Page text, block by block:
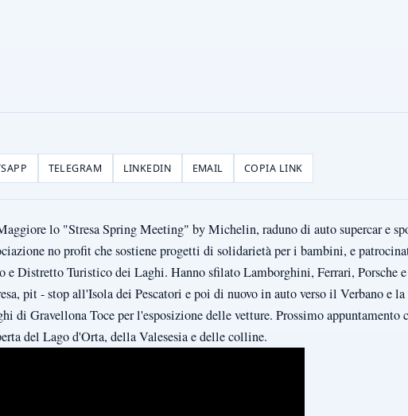
TELEGRAM LINKEDIN EMAIL COPIA LINK
lo "Stresa Spring Meeting" by Michelin, raduno di auto supercar e
no profit che sostiene progetti di solidarietà per i bambini, e
Distretto Turistico dei Laghi. Hanno sfilato Lamborghini, Ferrari, Porsche
pit - stop all'Isola dei Pescatori e poi di nuovo in auto verso il Verbano e
di Gravellona Toce per l'esposizione delle vetture. Prossimo appuntamento
del Lago d'Orta, della Valesesia e delle colline.